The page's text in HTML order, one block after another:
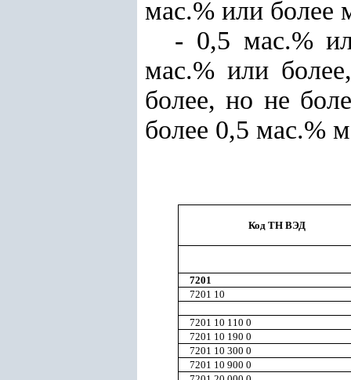
мас.% или более
- 0,5 мас.%
мас.% или
более, но не
более 0,5 мас.%
Код ТН ВЭД
7201
7201 10
7201 10 110 0
7201 10 190 0
7201 10 300 0
7201 10 900 0